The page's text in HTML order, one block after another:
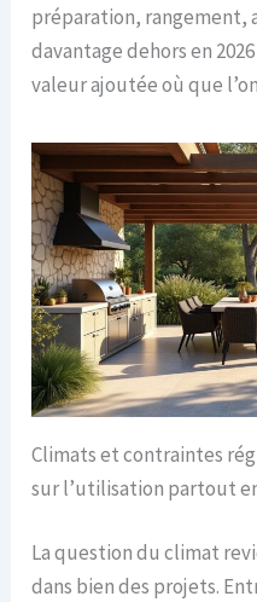
préparation, rangement,
davantage dehors en
valeur ajoutée où que
Climats et contraintes
sur l’utilisation partout
La question du climat
dans bien des projets.